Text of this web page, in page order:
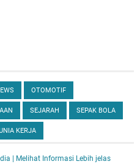
OTOMOTIF
SEJARAH SEPAK BOLA
KERJA
| Melihat Informasi Lebih jelas